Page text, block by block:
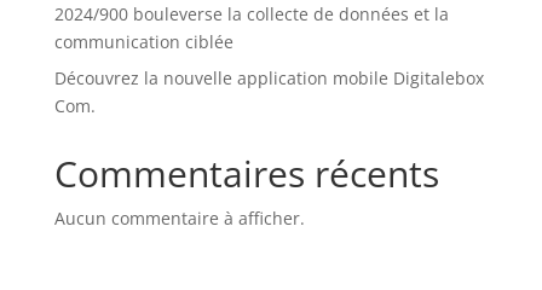
2024/900 bouleverse la collecte de données et la
communication ciblée
Découvrez la nouvelle application mobile Digitalebox
Com.
Commentaires récents
Aucun commentaire à afficher.